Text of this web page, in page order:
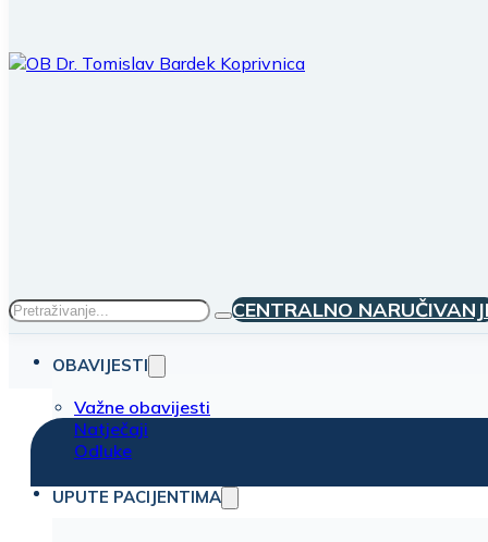
Traži CENTRALNO
OBAVIJESTI
Važne obavijesti
Natječaji
Odluke
UPUTE PACIJENTIMA